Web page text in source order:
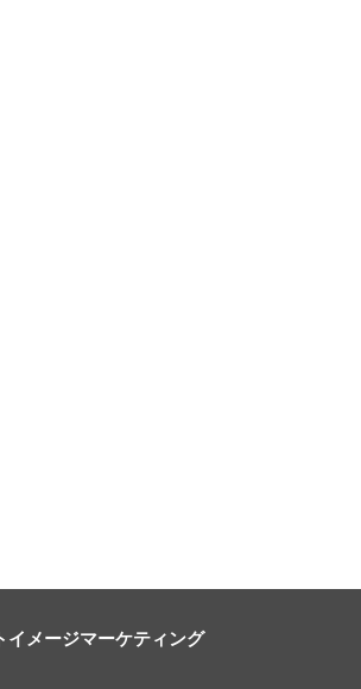
イメージマーケティング